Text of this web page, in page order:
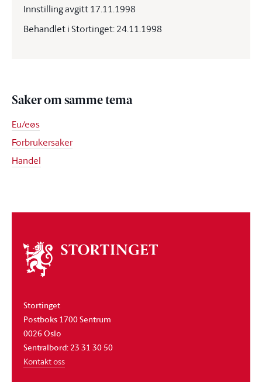
Innstilling avgitt 17.11.1998
Behandlet i Stortinget: 24.11.1998
Saker om samme tema
Eu/eøs
Forbrukersaker
Handel
Om
stortinget
Stortinget
Postboks 1700 Sentrum
0026 Oslo
Sentralbord: 23 31 30 50
Kontakt oss